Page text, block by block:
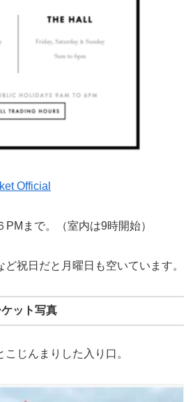
Official
まで。（室内は9時開始）
祝日だと月曜日も空いています。
ット写真
じんまりした入り口。